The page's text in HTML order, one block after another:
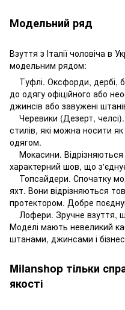
Модельний ряд
Взуття з Італії чоловіча в
модельним рядом:
Туфлі. Оксфорди, дербі,
до одягу офіційного або
джинсів або завужені
Черевики (Дезерт,
стилів, які можна носити
одягом.
Мокасини.
характерний шов, що
Топсайдери. Спочатку
яхт. Вони відрізняються
протектором. Добре
Лофери. Зручне взуття,
Моделі мають невеликий
штанами, джинсами і
Milanshop тільки
якості